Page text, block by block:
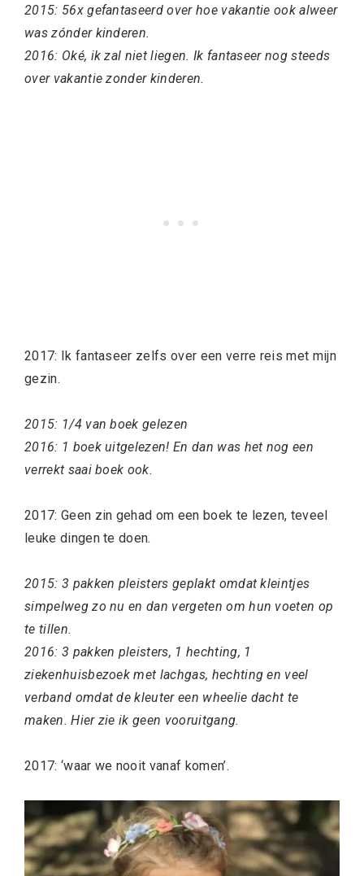
2015: 56x gefantaseerd over hoe vakantie ook alweer
was zónder kinderen.
2016: Oké, ik zal niet liegen. Ik fantaseer nog steeds
over vakantie zonder kinderen.
2017: Ik fantaseer zelfs over een verre reis met mijn
gezin.
2015: 1/4 van boek gelezen
2016: 1 boek uitgelezen! En dan was het nog een
verrekt saai boek ook.
2017: Geen zin gehad om een boek te lezen, teveel
leuke dingen te doen.
2015: 3 pakken pleisters geplakt omdat kleintjes
simpelweg zo nu en dan vergeten om hun voeten op
te tillen.
2016: 3 pakken pleisters, 1 hechting, 1
ziekenhuisbezoek met lachgas, hechting en veel
verband omdat de kleuter een wheelie dacht te
maken. Hier zie ik geen vooruitgang.
2017: ‘waar we nooit vanaf komen’.